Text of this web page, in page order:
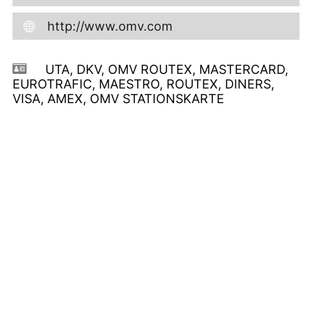
http://www.omv.com
UTA, DKV, OMV ROUTEX, MASTERCARD,
EUROTRAFIC, MAESTRO, ROUTEX, DINERS,
VISA, AMEX, OMV STATIONSKARTE